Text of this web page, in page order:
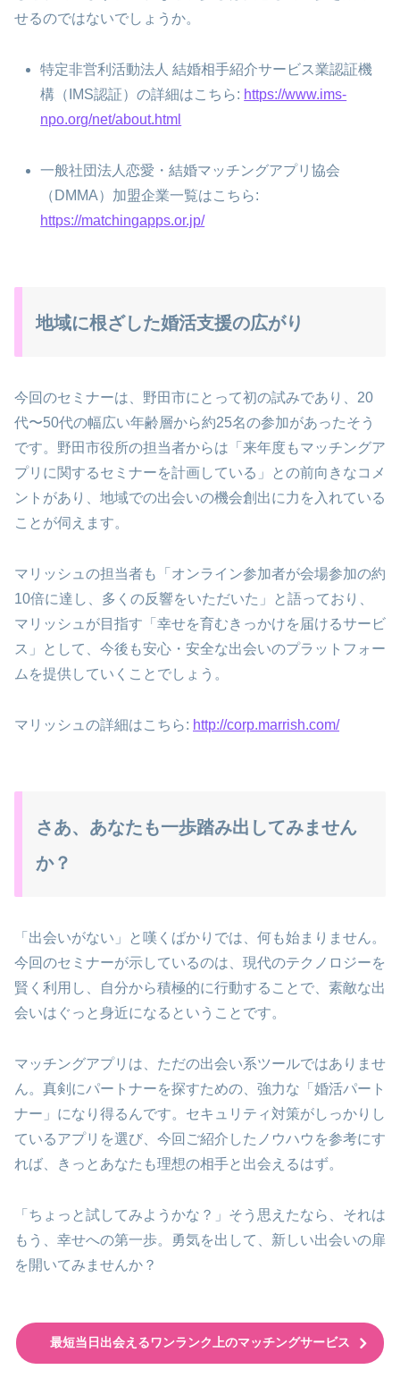
せるのではないでしょうか。
特定非営利活動法人 結婚相手紹介サービス業認証機
構（IMS認証）の詳細はこちら: https://www.ims-
npo.org/net/about.html
一般社団法人恋愛・結婚マッチングアプリ協会
（DMMA）加盟企業一覧はこちら:
https://matchingapps.or.jp/
地域に根ざした婚活支援の広がり
今回のセミナーは、野田市にとって初の試みであり、20
代〜50代の幅広い年齢層から約25名の参加があったそう
です。野田市役所の担当者からは「来年度もマッチングア
プリに関するセミナーを計画している」との前向きなコメ
ントがあり、地域での出会いの機会創出に力を入れている
ことが伺えます。
マリッシュの担当者も「オンライン参加者が会場参加の約
10倍に達し、多くの反響をいただいた」と語っており、
マリッシュが目指す「幸せを育むきっかけを届けるサービ
ス」として、今後も安心・安全な出会いのプラットフォー
ムを提供していくことでしょう。
マリッシュの詳細はこちら: http://corp.marrish.com/
さあ、あなたも一歩踏み出してみません
か？
「出会いがない」と嘆くばかりでは、何も始まりません。
今回のセミナーが示しているのは、現代のテクノロジーを
賢く利用し、自分から積極的に行動することで、素敵な出
会いはぐっと身近になるということです。
マッチングアプリは、ただの出会い系ツールではありませ
ん。真剣にパートナーを探すための、強力な「婚活パート
ナー」になり得るんです。セキュリティ対策がしっかりし
ているアプリを選び、今回ご紹介したノウハウを参考にす
れば、きっとあなたも理想の相手と出会えるはず。
「ちょっと試してみようかな？」そう思えたなら、それは
もう、幸せへの第一歩。勇気を出して、新しい出会いの扉
を開いてみませんか？
最短当日出会えるワンランク上のマッチングサービス